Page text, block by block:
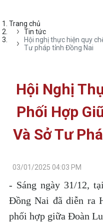
Trang chủ
Tin tức
Hội nghị thực hiện quy
Tư pháp tỉnh Đồng Nai
Hội Nghị
Phối Hợp
Và Sở Tư
03/01/2025 04:03 PM
- Sáng ngày 31/12,
Đồng Nai đã diễn ra
phối hợp giữa Đoàn